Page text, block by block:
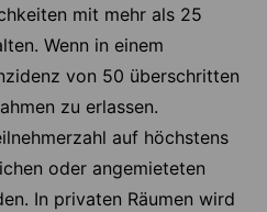
mit mehr als 25
Wenn in einem
von 50 überschritten
zu erlassen.
auf höchstens
oder angemieteten
In privaten Räumen wird